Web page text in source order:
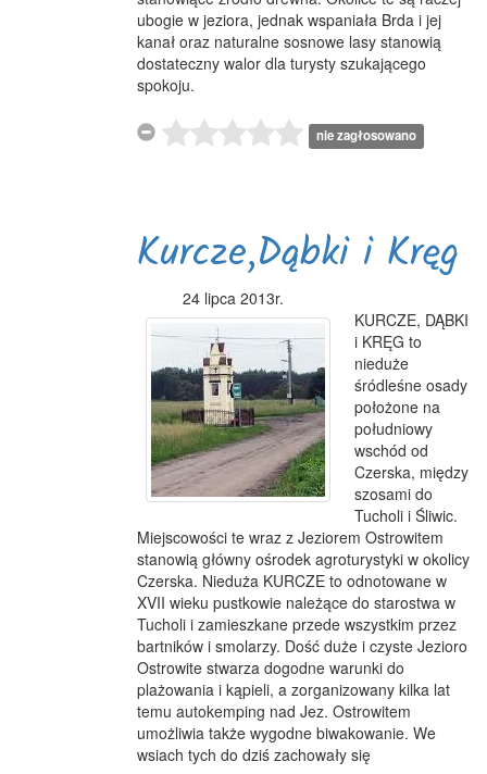
ubogie w jeziora, jednak wspaniała Brda i jej
kanał oraz naturalne sosnowe lasy stanowią
dostateczny walor dla turysty szukającego
spokoju.
nie zagłosowano
Kurcze,Dąbki i Kręg
24 lipca 2013r.
KURCZE, DĄBKI
i KRĘG to
nieduże
śródleśne osady
położone na
południowy
wschód od
Czerska, między
szosami do
Tucholi i Śliwic.
Miejscowości te wraz z Jeziorem Ostrowitem
stanowią główny ośrodek agroturystyki w okolicy
Czerska. Nieduża KURCZE to odnotowane w
XVII wieku pustkowie należące do starostwa w
Tucholi i zamieszkane przede wszystkim przez
bartników i smolarzy. Dość duże i czyste Jezioro
Ostrowite stwarza dogodne warunki do
plażowania i kąpieli, a zorganizowany kilka lat
temu autokemping nad Jez. Ostrowitem
umożliwia także wygodne biwakowanie. We
wsiach tych do dziś zachowały się